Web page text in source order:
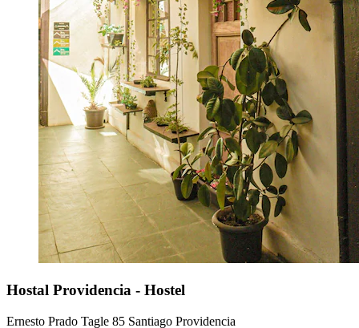
Hostal Providencia - Hostel
Ernesto Prado Tagle 85 Santiago Providencia